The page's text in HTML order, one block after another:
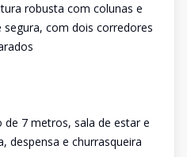
robusta com colunas e
com dois corredores
7 metros, sala de estar e
despensa e churrasqueira